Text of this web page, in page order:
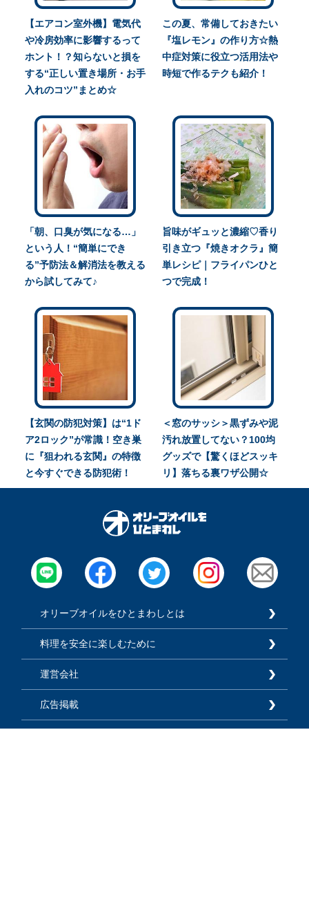
【エアコン室外機】電気代
や冷房効率に影響するって
ホント！？知らないと損を
する“正しい置き場所・お手
入れのコツ”まとめ☆
この夏、常備しておきたい
『塩レモン』の作り方☆熱
中症対策に役立つ活用法や
時短で作るテクも紹介！
「朝、口臭が気になる…」
という人！“簡単にでき
る”予防法＆解消法を教える
から試してみて♪
旨味がギュッと濃縮♡香り
引き立つ『焼きオクラ』簡
単レシピ｜フライパンひと
つで完成！
【玄関の防犯対策】は“1ド
ア2ロック”が常識！空き巣
に『狙われる玄関』の特徴
と今すぐできる防犯術！
＜窓のサッシ＞黒ずみや泥
汚れ放置してない？100均
グッズで【驚くほどスッキ
リ】落ちる裏ワザ公開☆
オリーブオイルをひとまわしとは
料理を安全に楽しむために
運営会社
広告掲載